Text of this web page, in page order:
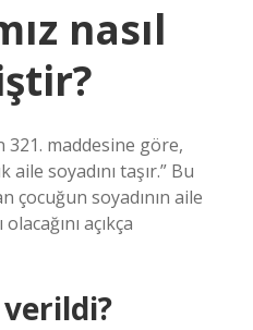
nasıl
321. maddesine göre,
soyadını taşır.” Bu
çocuğun soyadının aile
açıkça
verildi?